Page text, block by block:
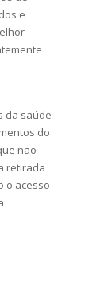
e
da saúde
do
não
retirada
o acesso